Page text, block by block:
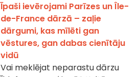
Īpaši ievērojami Parīzes un Île-
de-France dārzā – zaļie
dārgumi, kas mīlēti gan
vēstures, gan dabas cienītāju
vidū
Vai meklējat neparastu dārzu